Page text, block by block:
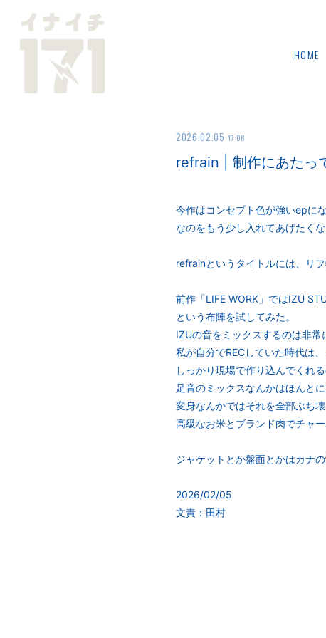
HOME
2026.02.05 17:06
refrain | 制作にあたっ
今作はコンセプト色が強いepに
なのをもう少し入れてあげたく
refrainというタイトルには、リ
前作「LIFE WORK」ではIZU
という布陣を試してみた。
IZUの音をミックスするのは非常
私が自分でRECしていた時代は
しっかり現場で作り込んでくれ
足音のミックスなんかはほんとに
変身なんかではそれを全部ぶち
高級なお米とブランド肉でチャ
ジャケットとか盤面とかはカナ
2026/02/05
文責：田村